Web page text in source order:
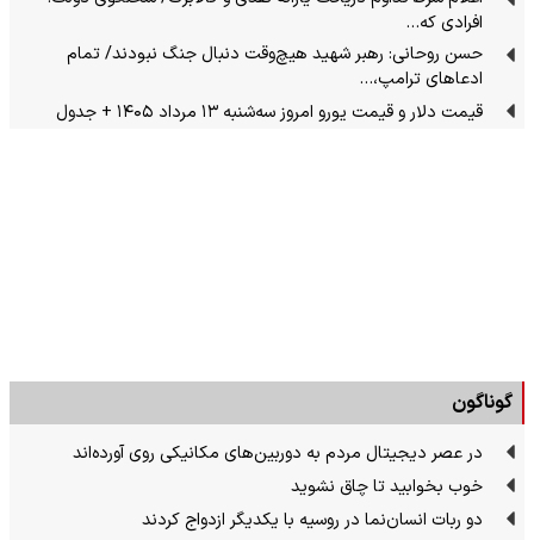
افرادی که…
حسن روحانی: رهبر شهید هیچ‌وقت دنبال جنگ نبودند/ تمام
ادعاهای ترامپ،…
قیمت دلار و قیمت یورو امروز سه‌شنبه ۱۳ مرداد ۱۴۰۵ + جدول
گوناگون
در عصر دیجیتال مردم به دوربین‌های مکانیکی روی آورده‌اند
خوب بخوابید تا چاق نشوید
دو ربات انسان‌نما در روسیه با یکدیگر ازدواج کردند